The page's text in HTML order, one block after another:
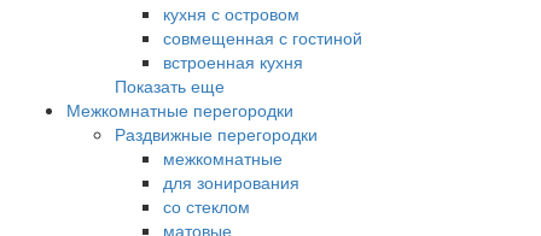
кухня с островом
совмещенная с гостиной
встроенная кухня
Показать еще
Межкомнатные перегородки
Раздвижные перегородки
межкомнатные
для зонирования
со стеклом
матовые